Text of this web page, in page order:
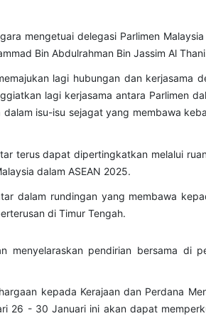
mengetuai delegasi Parlimen
Bin Abdulrahman Bin Jassim Al
lagi hubungan dan kerjasama
lagi kerjasama antara Parlimen
isu-isu sejagat yang membawa
terus dapat dipertingkatkan melalui
dalam ASEAN 2025.
dalam rundingan yang membawa
di Timur Tengah.
pendirian bersama di
kepada Kerajaan dan Perdana
26 - 30 Januari ini akan dapat